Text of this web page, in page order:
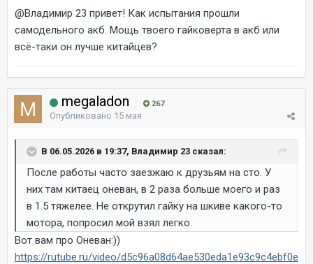
@Владимир 23 привет! Как испытания прошли
самодельного акб. Мощь твоего гайковерта в акб или
всё-таки он лучше китайцев?
megaladon 267
Опубликовано 15 мая
В 06.05.2026 в 19:37, Владимир 23 сказал:
После работы часто заезжаю к друзьям на сто. У
них там китаец оневан, в 2 раза больше моего и раз
в 1.5 тяжелее. Не открутил гайку на шкиве какого-то
мотора, попросил мой взял легко.
Вот вам про Оневан:))
https://rutube.ru/video/d5c96a08d64ae530eda1e93c9c4ebf0e